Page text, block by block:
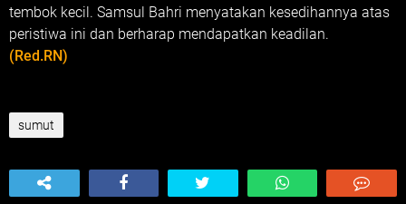
tembok kecil. Samsul Bahri menyatakan kesedihannya atas
peristiwa ini dan berharap mendapatkan keadilan.
(Red.RN)
sumut